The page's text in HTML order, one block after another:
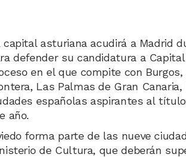
capital asturiana acudirá a Madrid
defender su candidatura a
en el que compite con
Las Palmas de Gran
españolas aspirantes al
año.
forma parte de las nueve
de Cultura, que deberán